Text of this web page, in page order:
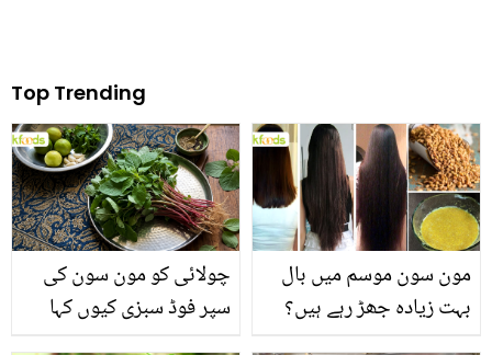
Top Trending
چولائی کو مون سون کی
سپر فوڈ سبزی کیوں کہا
مون سون موسم میں بال
بہت زیادہ جھڑ رہے ہیں؟